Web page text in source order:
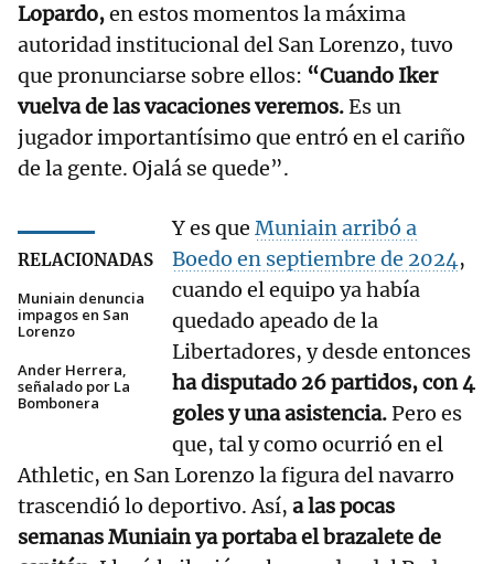
Lopardo,en estos momentos la máxima
autoridad institucional del San Lorenzo, tuvo
que pronunciarse sobre ellos: “Cuando Iker
vuelva de las vacaciones veremos.Es un
jugador importantísimo que entró en el cariño
de la gente. Ojalá se quede”.
RELACIONADAS
Muniain denuncia
impagos en San
Lorenzo
Ander Herrera,
señalado por La
Bombonera
Y es que Muniain arribó a
Boedo en septiembre de 2024,
cuando el equipo ya había
quedado apeado de la
Libertadores, y desde entonces
ha disputado 26 partidos, con 4
goles y una asistencia.Pero es
que, tal y como ocurrió en el
Athletic, en San Lorenzo la figura del navarro
trascendió lo deportivo. Así, a las pocas
semanas Muniain ya portaba el brazalete de